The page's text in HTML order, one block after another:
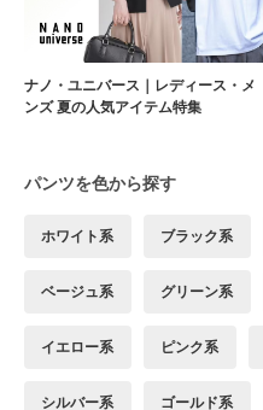
ナノ・ユニバース｜レディース・メ
ンズ 夏の人気アイテム特集
パンツを色から探す
ホワイト系 ブラック系
ベージュ系 グリーン系
イエロー系 ピンク系
シルバー系 ゴールド系